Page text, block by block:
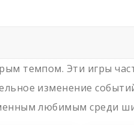
темпом. Эти игры
изменение
любимым среди